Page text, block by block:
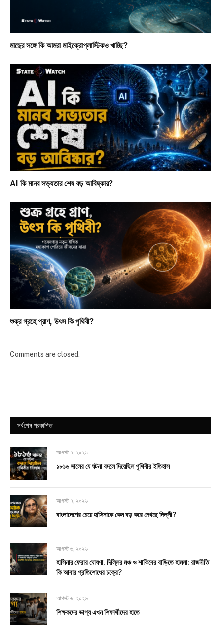
মাছের সঙ্গে কি আমরা মাইক্রোপ্লাস্টিকও খাচ্ছি?
AI কি মানব সভ্যতার শেষ বড় আবিষ্কার?
শুক্র গ্রহে প্রাণ, উৎস কি পৃথিবী?
Comments are closed.
সর্বশেষ প্রকাশিত
আগস্ট ৭, ২০২৬
১৮১৬ সালের যে ঘটনা বদলে দিয়েছিল পৃথিবীর ইতিহাস
আগস্ট ৭, ২০২৬
বাংলাদেশের চেয়ে হাসিনাকে কেন বড় করে দেখছে দিল্লী?
আগস্ট ৬, ২০২৬
হাসিনার ফেরার ঘোষণা, দিল্লির মঞ্চ ও শাকিবের বাড়িতে হামলা: রাজনীতি
কি আবার প্রতিশোধের চক্রে?
আগস্ট ৬, ২০২৬
শিক্ষকদের ভাগ্য এখন শিক্ষার্থীদের হাতে